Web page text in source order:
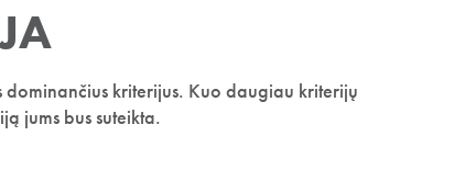
dominančius kriterijus. Kuo daugiau kriterijų
jums bus suteikta.